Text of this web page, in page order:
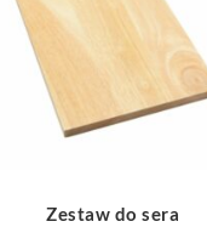
Zestaw do sera